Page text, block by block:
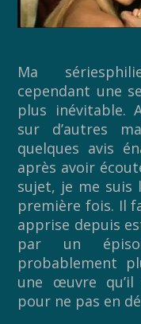
Ma
cependant une
plus inévitable.
sur d’autres
quelques avis
après avoir
sujet, je me suis
première fois. Il
apprise depuis
par un
probablement
une œuvre
pour ne pas en